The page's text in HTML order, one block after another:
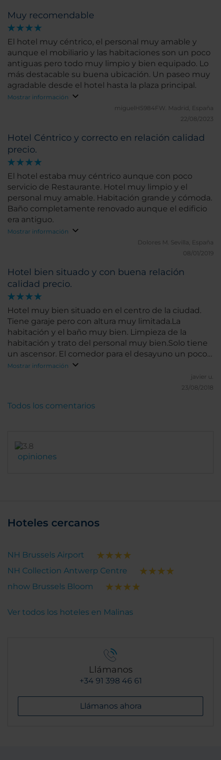
Muy recomendable
El hotel muy céntrico, el personal muy amable y
aunque el mobiliario y las habitaciones son un poco
antiguas pero todo muy limpio y bien equipado. Lo
más destacable su buena ubicación. Un paseo muy
agradable desde el hotel hasta la plaza principal.
Mostrar información
miguelH5984FW. Madrid, España
22/08/2023
Hotel Céntrico y correcto en relación calidad
precio.
El hotel estaba muy céntrico aunque con poco
servicio de Restaurante. Hotel muy limpio y el
personal muy amable. Habitación grande y cómoda.
Baño completamente renovado aunque el edificio
era antiguo.
Mostrar información
Dolores M. Sevilla, España
08/01/2019
Hotel bien situado y con buena relación
calidad precio.
Hotel muy bien situado en el centro de la ciudad.
Tiene garaje pero con altura muy limitada.La
habitación y el baño muy bien. Limpieza de la
habitación y trato del personal muy bien.Solo tiene
un ascensor. El comedor para el desayuno un poco
justo de espacio.
Mostrar información
javier u.
23/08/2018
opiniones
Todos los comentarios
Hoteles cercanos
NH Brussels Airport
NH Collection Antwerp Centre
nhow Brussels Bloom
Ver todos los hoteles en Malinas
Llámanos
+34 91 398 46 61
Llámanos ahora